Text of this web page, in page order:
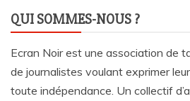
QUI SOMMES-NOUS ?
Ecran Noir est une association de
de journalistes voulant exprimer
toute indépendance. Un collectif